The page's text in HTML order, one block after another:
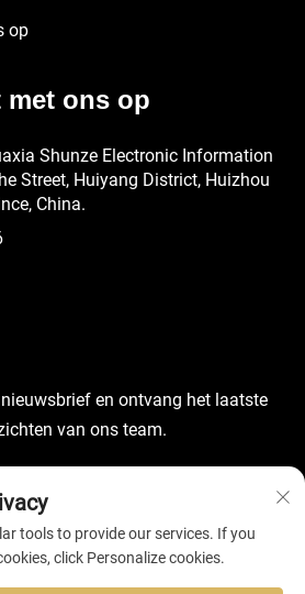
op
met ons op
Shunze Electronic Information
Street, Huiyang District, Huizhou
China.
en ontvang het laatste
van ons team.
tools to provide our services. If you
click Personalize cookies.